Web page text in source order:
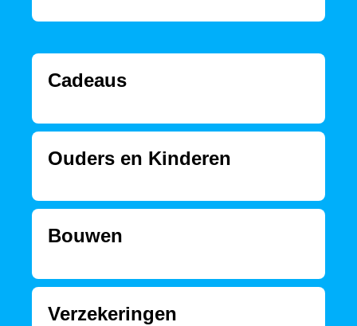
Cadeaus
Ouders en Kinderen
Bouwen
Verzekeringen